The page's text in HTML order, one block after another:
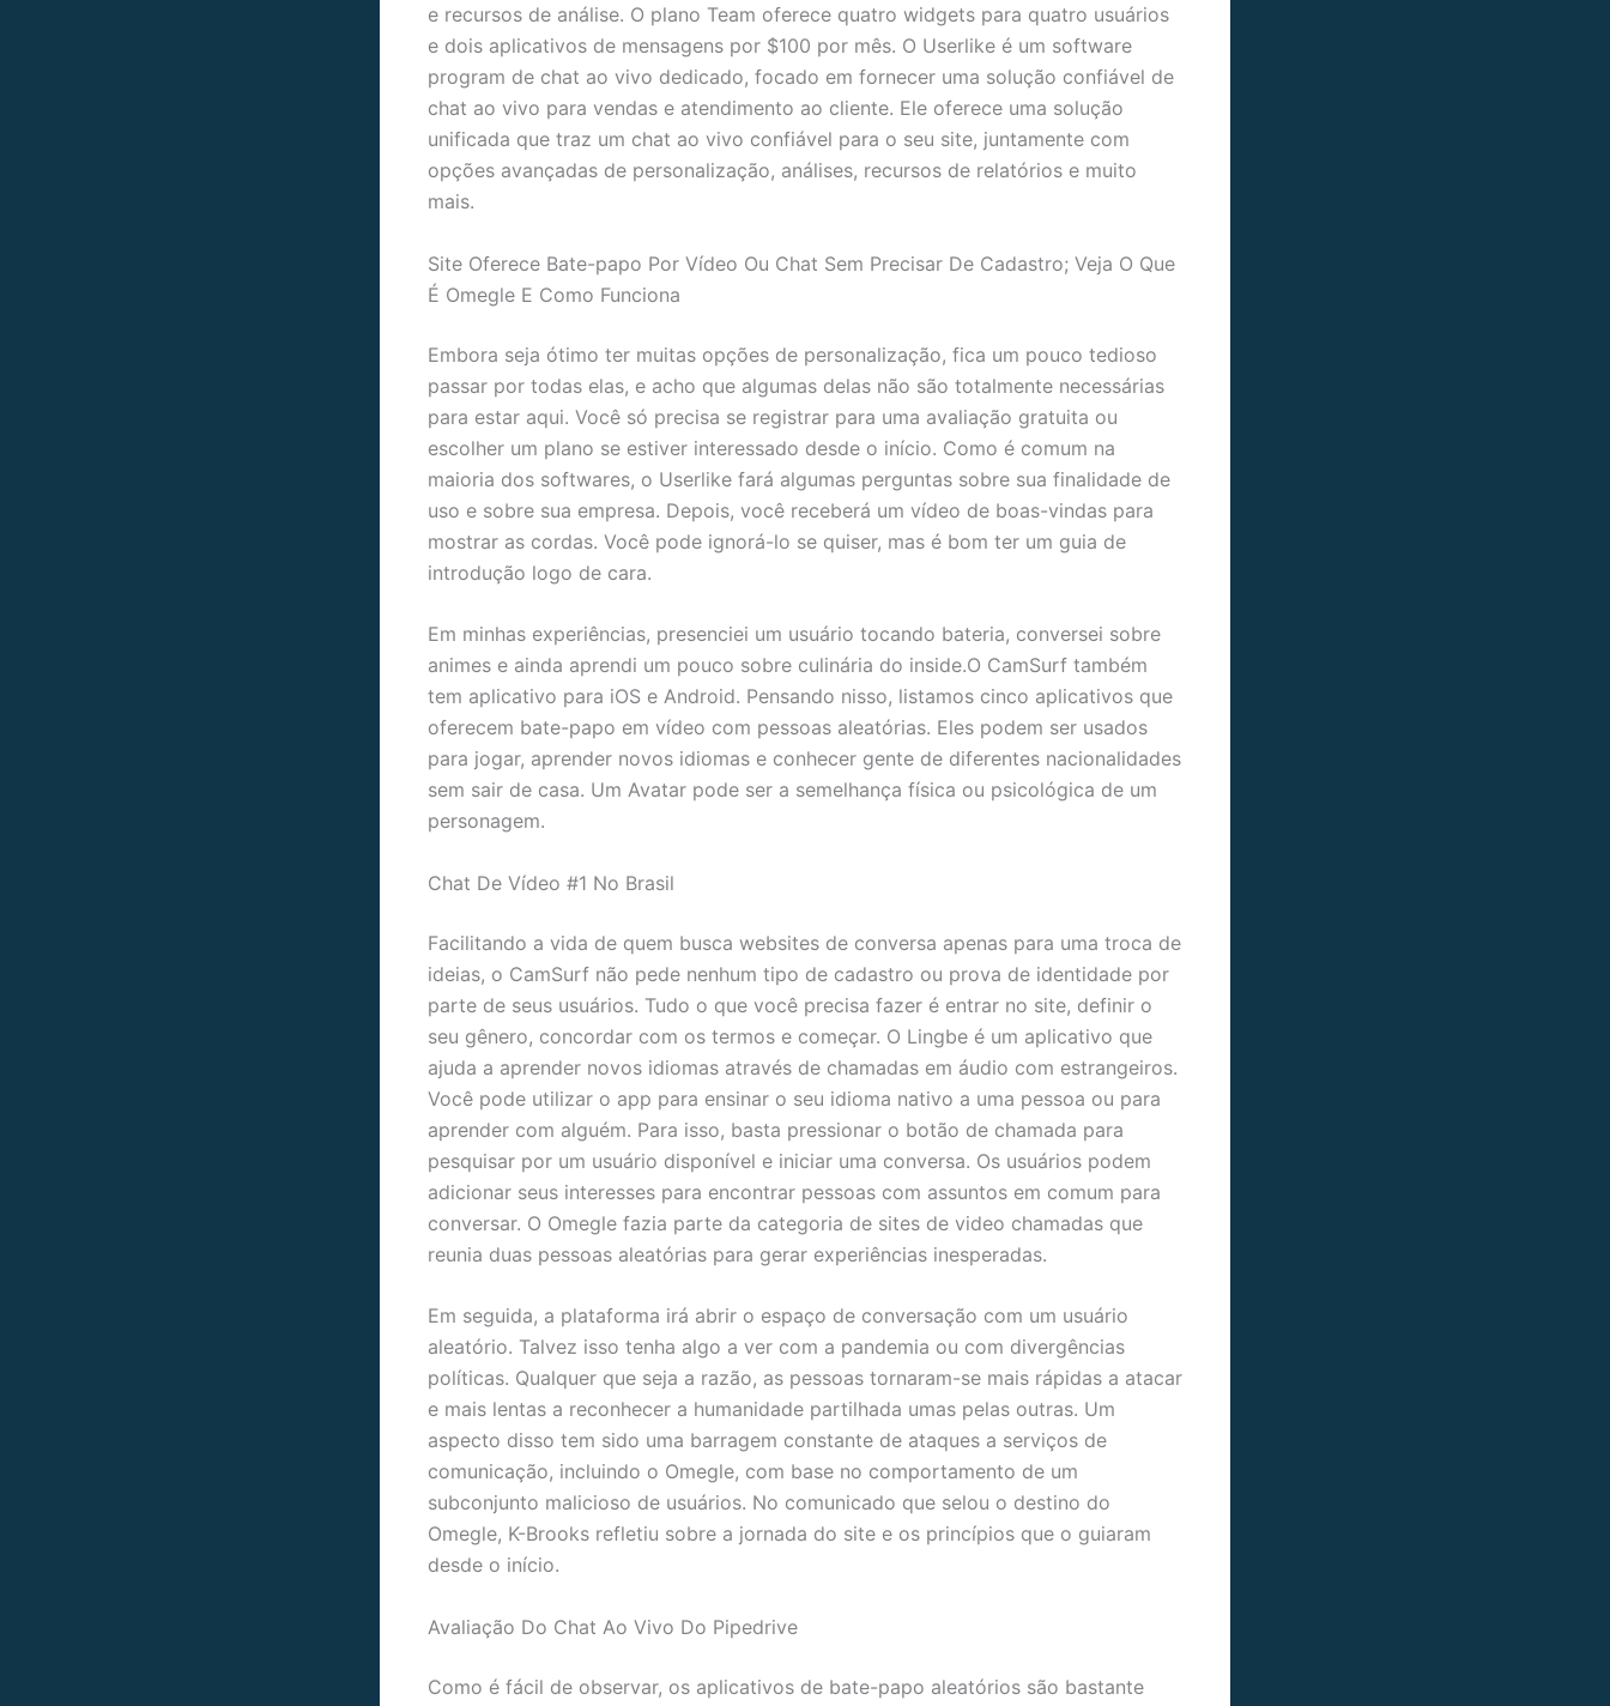
e recursos de análise. O plano Team oferece quatro widgets para quatro usuários
e dois aplicativos de mensagens por $100 por mês. O Userlike é um software
program de chat ao vivo dedicado, focado em fornecer uma solução confiável de
chat ao vivo para vendas e atendimento ao cliente. Ele oferece uma solução
unificada que traz um chat ao vivo confiável para o seu site, juntamente com
opções avançadas de personalização, análises, recursos de relatórios e muito
mais.
Site Oferece Bate-papo Por Vídeo Ou Chat Sem Precisar De Cadastro; Veja O Que
É Omegle E Como Funciona
Embora seja ótimo ter muitas opções de personalização, fica um pouco tedioso
passar por todas elas, e acho que algumas delas não são totalmente necessárias
para estar aqui. Você só precisa se registrar para uma avaliação gratuita ou
escolher um plano se estiver interessado desde o início. Como é comum na
maioria dos softwares, o Userlike fará algumas perguntas sobre sua finalidade de
uso e sobre sua empresa. Depois, você receberá um vídeo de boas-vindas para
mostrar as cordas. Você pode ignorá-lo se quiser, mas é bom ter um guia de
introdução logo de cara.
Em minhas experiências, presenciei um usuário tocando bateria, conversei sobre
animes e ainda aprendi um pouco sobre culinária do inside.O CamSurf também
tem aplicativo para iOS e Android. Pensando nisso, listamos cinco aplicativos que
oferecem bate-papo em vídeo com pessoas aleatórias. Eles podem ser usados
para jogar, aprender novos idiomas e conhecer gente de diferentes nacionalidades
sem sair de casa. Um Avatar pode ser a semelhança física ou psicológica de um
personagem.
Chat De Vídeo #1 No Brasil
Facilitando a vida de quem busca websites de conversa apenas para uma troca de
ideias, o CamSurf não pede nenhum tipo de cadastro ou prova de identidade por
parte de seus usuários. Tudo o que você precisa fazer é entrar no site, definir o
seu gênero, concordar com os termos e começar. O Lingbe é um aplicativo que
ajuda a aprender novos idiomas através de chamadas em áudio com estrangeiros.
Você pode utilizar o app para ensinar o seu idioma nativo a uma pessoa ou para
aprender com alguém. Para isso, basta pressionar o botão de chamada para
pesquisar por um usuário disponível e iniciar uma conversa. Os usuários podem
adicionar seus interesses para encontrar pessoas com assuntos em comum para
conversar. O Omegle fazia parte da categoria de sites de video chamadas que
reunia duas pessoas aleatórias para gerar experiências inesperadas.
Em seguida, a plataforma irá abrir o espaço de conversação com um usuário
aleatório. Talvez isso tenha algo a ver com a pandemia ou com divergências
políticas. Qualquer que seja a razão, as pessoas tornaram-se mais rápidas a atacar
e mais lentas a reconhecer a humanidade partilhada umas pelas outras. Um
aspecto disso tem sido uma barragem constante de ataques a serviços de
comunicação, incluindo o Omegle, com base no comportamento de um
subconjunto malicioso de usuários. No comunicado que selou o destino do
Omegle, K-Brooks refletiu sobre a jornada do site e os princípios que o guiaram
desde o início.
Avaliação Do Chat Ao Vivo Do Pipedrive
Como é fácil de observar, os aplicativos de bate-papo aleatórios são bastante